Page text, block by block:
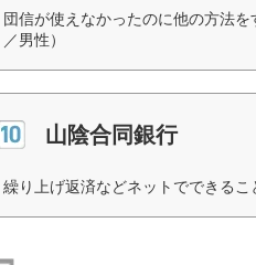
団信が使えなかったのに他の方法
／男性）
山陰合同銀行
繰り上げ返済などネットでできるこ